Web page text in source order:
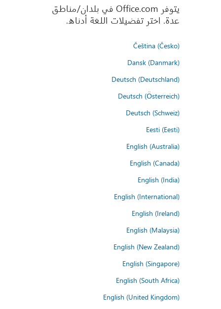
يتوفر Office.com في بلدان/مناطق
عدة. اختر تفضيلات اللغة أدناه.
Čeština (Česko)
Dansk (Danmark)
Deutsch (Deutschland)
Deutsch (Österreich)
Deutsch (Schweiz)
Eesti (Eesti)
English (Australia)
English (Canada)
English (India)
English (International)
English (Ireland)
English (Malaysia)
English (New Zealand)
English (Singapore)
English (South Africa)
English (United Kingdom)